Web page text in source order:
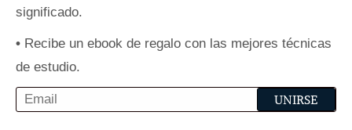
significado.
• Recibe un ebook de regalo con las mejores técnicas
de estudio.